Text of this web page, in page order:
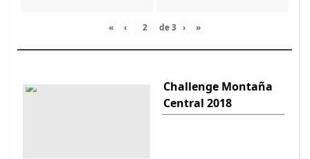
« ‹ de3 › »
Challenge Montaña
Central 2018